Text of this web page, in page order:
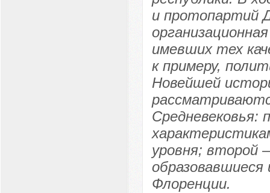
и протопартий
имевших тех
к примеру,
Новейшей
Средневековья:
уровня; второй
Флоренции.